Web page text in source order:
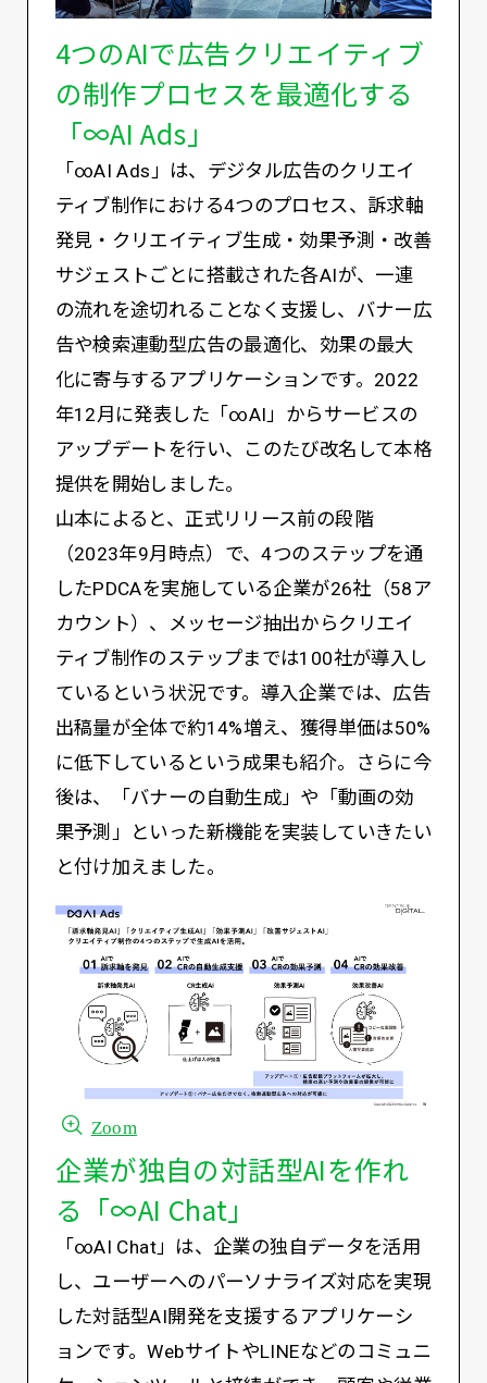
4つのAIで広告クリエイティブ
の制作プロセスを最適化する
「∞AI Ads」
「∞AI Ads」は、デジタル広告のクリエイ
ティブ制作における4つのプロセス、訴求軸
発見・クリエイティブ生成・効果予測・改善
サジェストごとに搭載された各AIが、一連
の流れを途切れることなく支援し、バナー広
告や検索連動型広告の最適化、効果の最大
化に寄与するアプリケーションです。2022
年12月に発表した「∞AI」からサービスの
アップデートを行い、このたび改名して本格
提供を開始しました。
山本によると、正式リリース前の段階
（2023年9月時点）で、4つのステップを通
したPDCAを実施している企業が26社（58ア
カウント）、メッセージ抽出からクリエイ
ティブ制作のステップまでは100社が導入し
ているという状況です。導入企業では、広告
出稿量が全体で約14%増え、獲得単価は50%
に低下しているという成果も紹介。さらに今
後は、「バナーの自動生成」や「動画の効
果予測」といった新機能を実装していきたい
と付け加えました。
Zoom
企業が独自の対話型AIを作れ
る「∞AI Chat」
「∞AI Chat」は、企業の独自データを活用
し、ユーザーへのパーソナライズ対応を実現
した対話型AI開発を支援するアプリケーシ
ョンです。WebサイトやLINEなどのコミュニ